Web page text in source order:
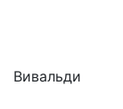
Вивальди